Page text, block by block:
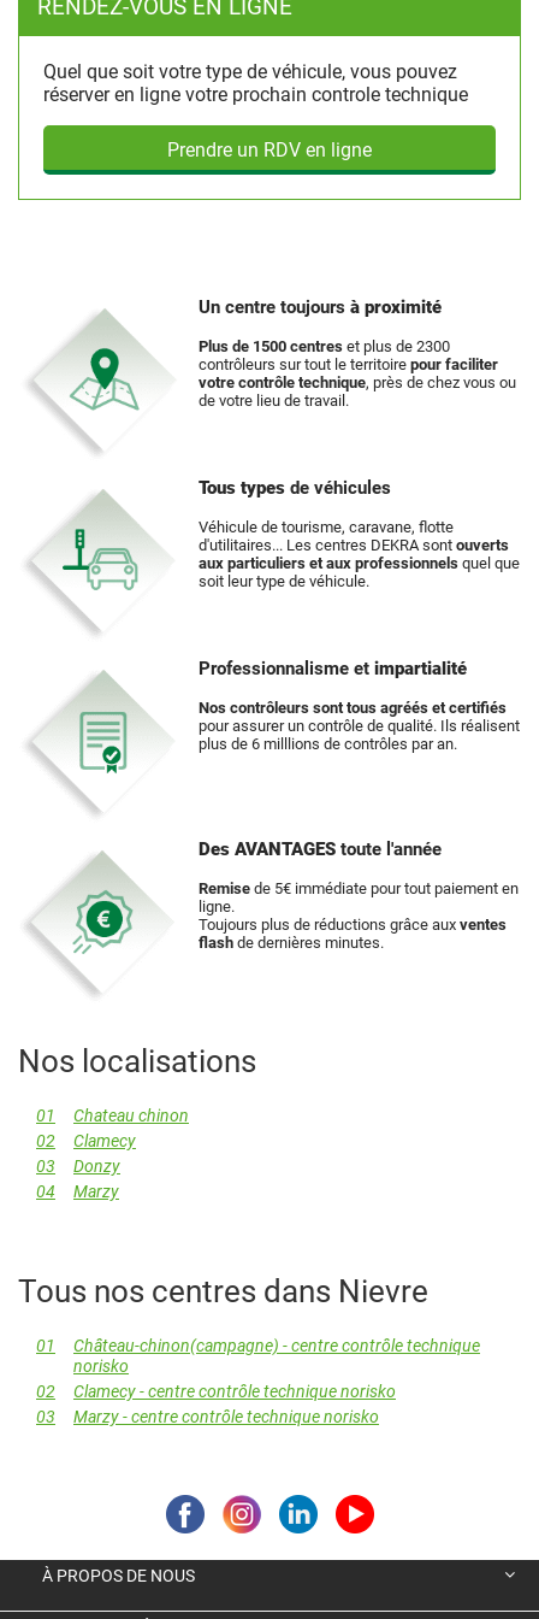
RENDEZ-VOUS EN LIGNE
Quel que soit votre type de véhicule, vous pouvez
réserver en ligne votre prochain controle technique
Prendre un RDV en ligne
Un centre toujours à proximité
Plus de 1500 centres et plus de 2300
contrôleurs sur tout le territoire pour faciliter
votre contrôle technique, près de chez vous ou
de votre lieu de travail.
Tous types de véhicules
Véhicule de tourisme, caravane, flotte
d'utilitaires... Les centres DEKRA sont ouverts
aux particuliers et aux professionnels quel que
soit leur type de véhicule.
Professionnalisme et impartialité
Nos contrôleurs sont tous agréés et certifiés
pour assurer un contrôle de qualité. Ils réalisent
plus de 6 milllions de contrôles par an.
Des AVANTAGES toute l'année
Remise de 5€ immédiate pour tout paiement en
ligne.
Toujours plus de réductions grâce aux ventes
flash de dernières minutes.
Nos localisations
01
Chateau chinon
02
Clamecy
03
Donzy
04
Marzy
Tous nos centres dans Nievre
01
Château-chinon(campagne) - centre contrôle technique
norisko
02
Clamecy - centre contrôle technique norisko
03
Marzy - centre contrôle technique norisko
À PROPOS DE NOUS